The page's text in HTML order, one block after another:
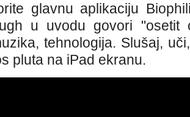
glavnu aplikaciju
u uvodu govori "osetit
tehnologija. Slušaj,
pluta na iPad ekranu.